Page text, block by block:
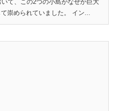
て、この2つの小島がなぜか巨大
崇められていました。 イン...